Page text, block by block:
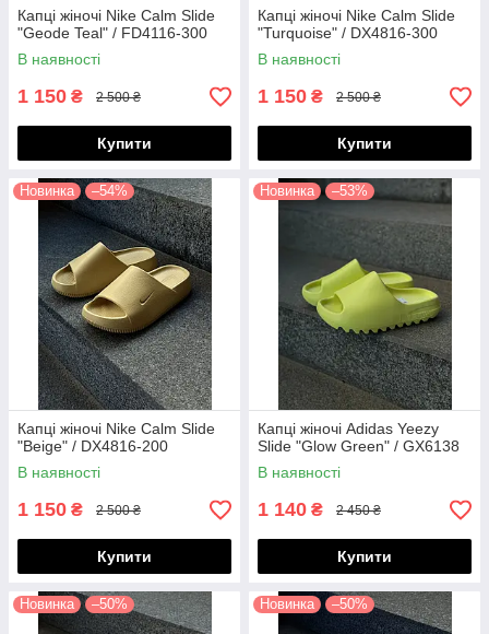
Капці жіночі Nike Calm Slide
"Geode Teal" / FD4116-300
В наявності
1 150 ₴ 2 500 ₴
Купити
Капці жіночі Nike Calm Slide
"Turquoise" / DX4816-300
В наявності
1 150 ₴ 2 500 ₴
Купити
Новинка –54%
Капці жіночі Nike Calm Slide
"Beige" / DX4816-200
В наявності
1 150 ₴ 2 500 ₴
Купити
Новинка –53%
Капці жіночі Adidas Yeezy
Slide "Glow Green" / GX6138
В наявності
1 140 ₴ 2 450 ₴
Купити
Новинка –50% Новинка –50%